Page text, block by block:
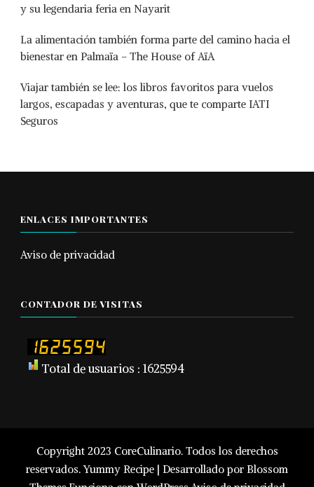
y su legendaria feria en Nayarit
La alimentación también forma parte del camino hacia el
bienestar en Palmaïa – The House of AïA
Viajar también se lee: los libros favoritos para vuelos
largos, escapadas y aventuras, que te comparte IATI
Seguros
ENLACES IMPORTANTES
Aviso de privacidad
CONTADOR DE VISITAS
Total de usuarios : 1625594
Copyright 2023 CoreCulinario. Todos los derechos
reservados.Yummy Recipe | Desarrollado por Blossom